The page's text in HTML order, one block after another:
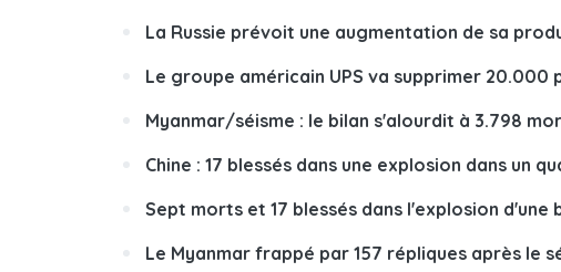
La Russie prévoit une augmentation de sa
Le groupe américain UPS va supprimer 20.000
Myanmar/séisme : le bilan s'alourdit à 3.798
Chine : 17 blessés dans une explosion dans un
Sept morts et 17 blessés dans l'explosion d'une
Le Myanmar frappé par 157 répliques après le